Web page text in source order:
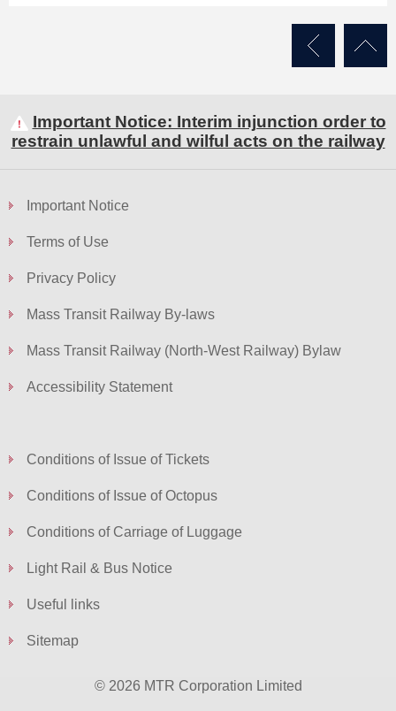
Important Notice: Interim injunction order to
restrain unlawful and wilful acts on the railway
Important Notice
Terms of Use
Privacy Policy
Mass Transit Railway By-laws
Mass Transit Railway (North-West Railway) Bylaw
Accessibility Statement
Conditions of Issue of Tickets
Conditions of Issue of Octopus
Conditions of Carriage of Luggage
Light Rail & Bus Notice
Useful links
Sitemap
© 2026 MTR Corporation Limited